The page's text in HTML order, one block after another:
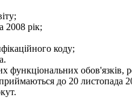
2008 рік;
коду;
функціональних обов'язків,
до 20 листопада